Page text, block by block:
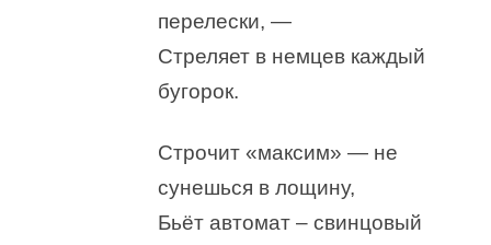
перелески, —
Стреляет в немцев каждый
бугорок.
Строчит «максим» — не
сунешься в лощину,
Бьёт автомат – свинцовый